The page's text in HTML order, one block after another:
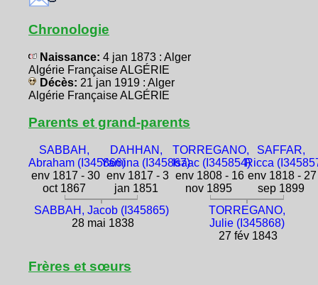
Chronologie
Naissance: 4 jan 1873 : Alger
Algérie Française ALGÉRIE
Décès: 21 jan 1919 : Alger
Algérie Française ALGÉRIE
Parents et grand-parents
SABBAH,
Abraham (I345866)
env 1817 - 30
oct 1867
DAHHAN,
Yamina (I345867)
env 1817 - 3
jan 1851
TORREGANO,
Isaac (I345854)
env 1808 - 16
nov 1895
SAFFAR,
Ricca
env 1818 - 27
sep 1899
SABBAH, Jacob (I345865)
28 mai 1838
TORREGANO,
Julie (I345868)
27 fév 1843
Frères et sœurs